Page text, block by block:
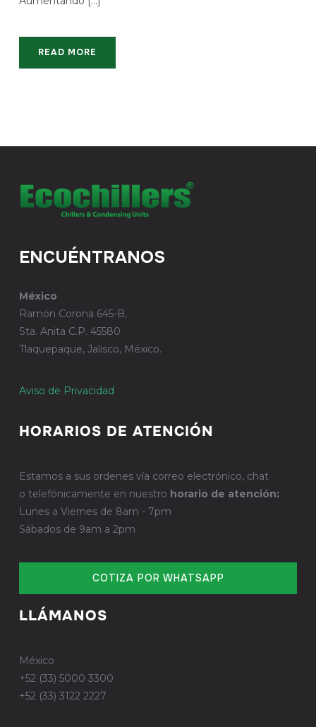
READ MORE
ENCUÉNTRANOS
México
Ramón Corona 645-B,
Sta. Anita C.P. 45580
Tlaquepaque, Jalisco, México.
Aviso de Privacidad
HORARIOS DE ATENCIÓN
Estamos a sus ordenes vía correo electrónico, chat
o telefónicamente en nuestro horario de atención:
Lunes a Viernes de 8am - 7pm
Sábados de 9am a 2pm
COTIZA POR WHATSAPP
LLÁMANOS
México
+52 (33) 5000 3300
+52 (33) 3122 2227